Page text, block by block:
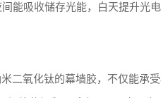
能吸收储存光能，白天提升光电
二氧化钛的幕墙胶，不仅能承